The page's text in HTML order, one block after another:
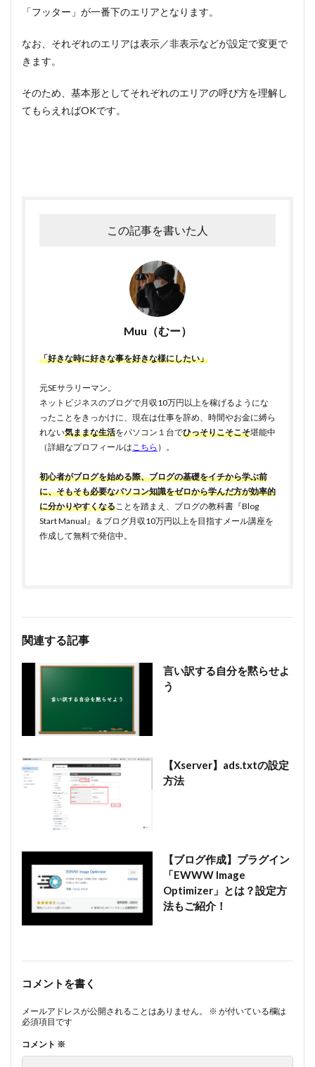
「フッター」が一番下のエリアとなります。
なお、それぞれのエリアは表示／非表示などが設定で変更で
きます。
そのため、基本形としてそれぞれのエリアの呼び方を理解し
てもらえればOKです。
この記事を書いた人
Muu（むー）
「好きな時に好きな事を好きな様にしたい」
元SEサラリーマン。
ネットビジネスのブログで月収10万円以上を稼げるようにな
ったことをきっかけに、現在は仕事を辞め、時間やお金に縛ら
れない気ままな生活をパソコン１台でひっそりこそこそ堪能中
（詳細なプロフィールは こちら ）。
初心者がブログを始める際、ブログの基礎をイチから学ぶ前
に、そもそも必要なパソコン知識をゼロから学んだ方が効率的
に分かりやすくなる ことを踏まえ、ブログの教科書『Blog
Start Manual』＆ブログ月収10万円以上を目指すメール講座を
作成して無料で発信中。
関連する記事
言い訳する自分を黙らせよ
う
【Xserver】ads.txtの設定
方法
【ブログ作成】プラグイン
「EWWW Image
Optimizer」とは？設定方
法もご紹介！
コメントを書く
メールアドレスが公開されることはありません。 ※ が付いている欄は
必須項目です
コメント ※